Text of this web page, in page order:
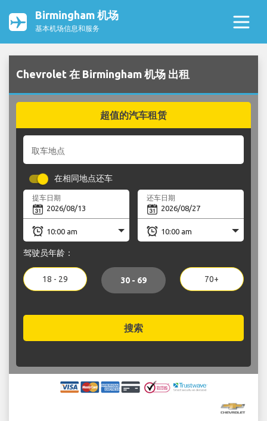
Birmingham 机场
基本机场信息和服务
Chevrolet 在 Birmingham 机场 出租
超值的汽车租赁
取车地点
在相同地点还车
提车日期 还车日期
驾驶员年龄：
18 - 29 30 - 69 70+
搜索